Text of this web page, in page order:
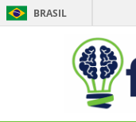
BRASIL